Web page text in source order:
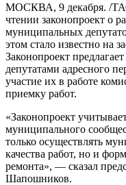
МОСКВА, 9 декабря. /
чтении законопроект о
муниципальных
этом стало известно на
Законопроект
депутатами адресного
участие их в работе
приемку работ.
«Законопроект
муниципального
только осуществлять
качества работ, но и
ремонта», — сказал
Шапошников.